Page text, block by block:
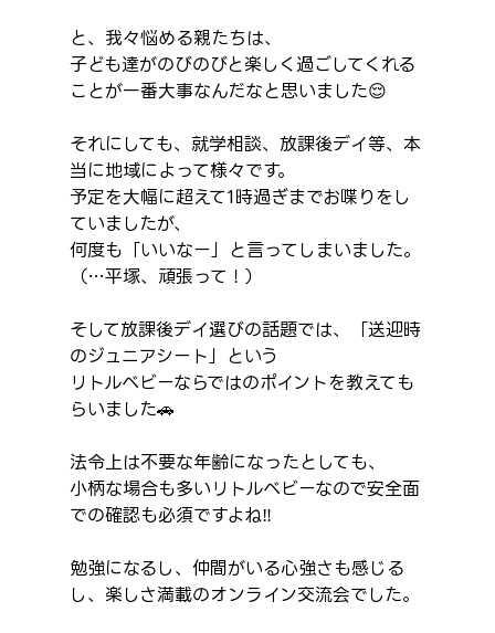
と、我々悩める親たちは、
子ども達がのびのびと楽しく過ごしてくれる
ことが一番大事なんだなと思いました😌
それにしても、就学相談、放課後デイ等、本
当に地域によって様々です。
予定を大幅に超えて1時過ぎまでお喋りをし
ていましたが、
何度も「いいなー」と言ってしまいました。
（…平塚、頑張って！）
そして放課後デイ選びの話題では、「送迎時
のジュニアシート」という
リトルベビーならではのポイントを教えても
らいました🚗
法令上は不要な年齢になったとしても、
小柄な場合も多いリトルベビーなので安全面
での確認も必須ですよね‼️
勉強になるし、仲間がいる心強さも感じる
し、楽しさ満載のオンライン交流会でした。